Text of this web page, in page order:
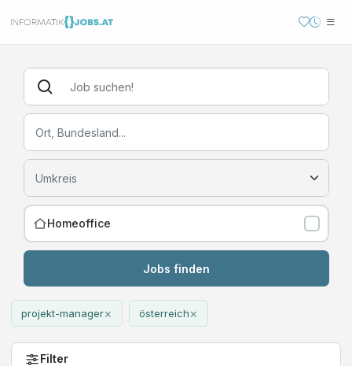
Homeoffice
Jobs finden
projekt-manager× österreich×
Filter